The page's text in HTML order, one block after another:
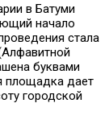
в Батуми
начало
стала
буквами
площадка дает
городской